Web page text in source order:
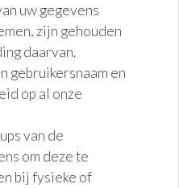
uw gegevens
zijn gehouden
daarvan.
gebruikersnaam en
op al onze
van de
om deze te
bij fysieke of